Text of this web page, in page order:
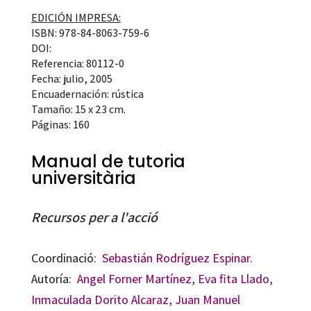
EDICIÓN IMPRESA:
ISBN: 978-84-8063-759-6
DOI:
Referencia: 80112-0
Fecha: julio, 2005
Encuadernación: rústica
Tamaño: 15 x 23 cm.
Páginas: 160
Manual de tutoria
universitària
Recursos per a l'acció
Coordinació: Sebastián Rodríguez Espinar.
Autoría: Angel Forner Martínez, Eva fita Llado,
Inmaculada Dorito Alcaraz, Juan Manuel